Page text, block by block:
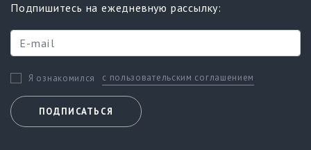
Подпишитесь на ежедневную рассылку:
Я ознакомился с пользовательским соглашением
ПОДПИСАТЬСЯ